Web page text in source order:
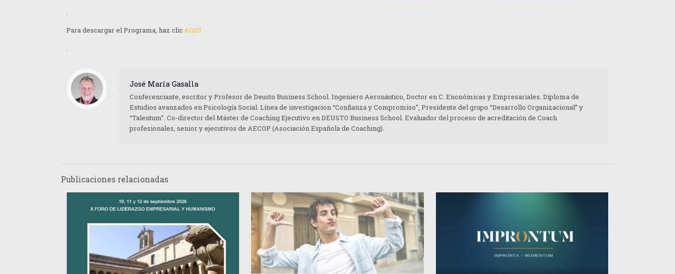
.
Para descargar el Programa, haz clicAQUÍ
.
José María Gasalla
Conferenciante, escritor y Profesor de Deusto Business School. Ingeniero Aeronáutico, Doctor en C. Enonómicas y Empresariales. Diploma de
Estudios avanzados en Psicología Social. Línea de investigacion “Confianza y Compromiso”, Presidente del grupo “Desarrollo Organizacional” y
“Talentum”. Co-director del Máster de Coaching Ejecutivo en DEUSTO Business School. Evaluador del proceso de acreditación de Coach
profesionales, senior y ejecutivos de AECOP (Asociación Española de Coaching).
Publicaciones relacionadas